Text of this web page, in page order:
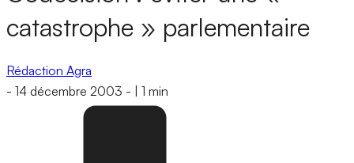
catastrophe » parlementaire
Rédaction Agra
- 14 décembre 2003 - 1 min